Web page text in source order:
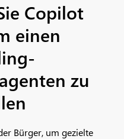
Copilot
einen
zu
Bürger, um gezielte